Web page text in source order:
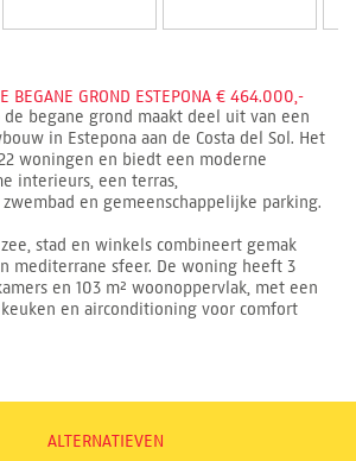
BEGANE GROND ESTEPONA € 464.000,-
begane grond maakt deel uit van een
in Estepona aan de Costa del Sol. Het
woningen en biedt een moderne
interieurs, een terras,
en gemeenschappelijke parking.
stad en winkels combineert gemak
mediterrane sfeer. De woning heeft 3
en 103 m² woonoppervlak, met een
en airconditioning voor comfort
ALTERNATIEVEN